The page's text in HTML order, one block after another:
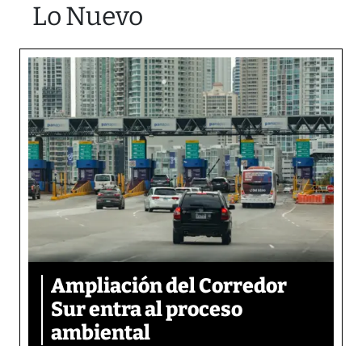
Lo Nuevo
Ampliación del Corredor
Sur entra al proceso
ambiental